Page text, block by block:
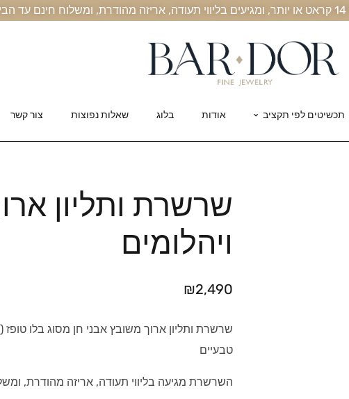
תכשיטים לפי תקציב אודות בלוג שאלות נפוצות צור קשר
שרשרת ותליון
ויהלומים
₪2,490
שרשרת ותליון ארוך משובץ אבני חן מסוג בלו טופז
טבעיים
השרשרת מגיעה בליווי תעודה, אריזה מהודרת,